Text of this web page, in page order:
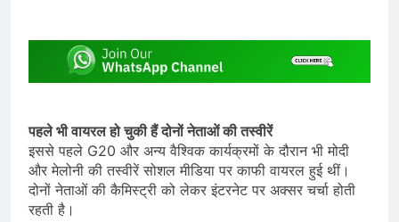
पहले भी वायरल हो चुकी हैं दोनों नेताओं की तस्वीरें
इससे पहले G20 और अन्य वैश्विक कार्यक्रमों के दौरान भी मोदी
और मेलोनी की तस्वीरें सोशल मीडिया पर काफी वायरल हुई थीं।
दोनों नेताओं की कैमिस्ट्री को लेकर इंटरनेट पर अक्सर चर्चा होती
रहती है।